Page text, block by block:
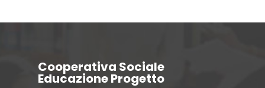
Cooperativa Sociale
Educazione Progetto